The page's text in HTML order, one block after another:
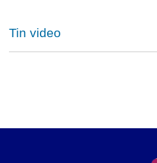
Tin video